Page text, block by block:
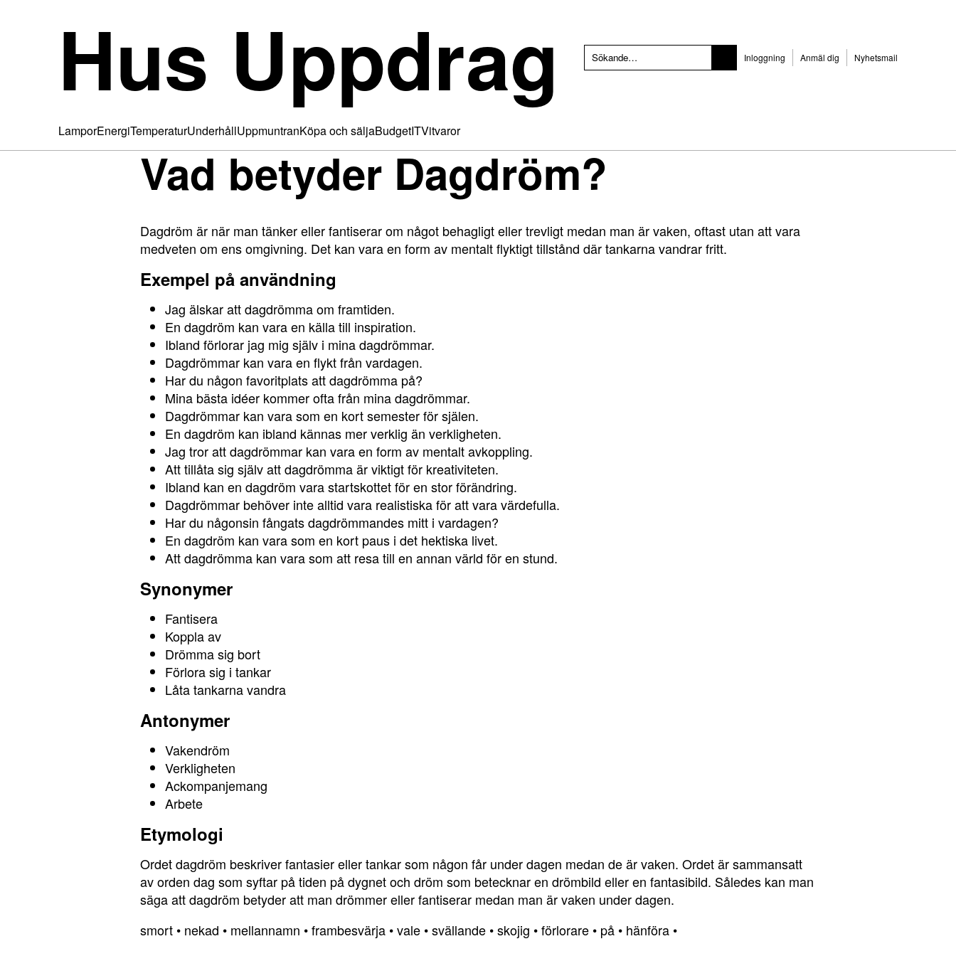
Hus Uppdrag Inloggning Anmäl dig Nyhetsmail
LamporEnergiTemperaturUnderhållUppmuntranKöpa och säljaBudgetITVitvaror
Vad betyder Dagdröm?
Dagdröm är när man tänker eller fantiserar om något behagligt eller trevligt medan man är vaken, oftast utan att vara
medveten om ens omgivning. Det kan vara en form av mentalt flyktigt tillstånd där tankarna vandrar fritt.
Exempel på användning
Jag älskar att dagdrömma om framtiden.
En dagdröm kan vara en källa till inspiration.
Ibland förlorar jag mig själv i mina dagdrömmar.
Dagdrömmar kan vara en flykt från vardagen.
Har du någon favoritplats att dagdrömma på?
Mina bästa idéer kommer ofta från mina dagdrömmar.
Dagdrömmar kan vara som en kort semester för själen.
En dagdröm kan ibland kännas mer verklig än verkligheten.
Jag tror att dagdrömmar kan vara en form av mentalt avkoppling.
Att tillåta sig själv att dagdrömma är viktigt för kreativiteten.
Ibland kan en dagdröm vara startskottet för en stor förändring.
Dagdrömmar behöver inte alltid vara realistiska för att vara värdefulla.
Har du någonsin fångats dagdrömmandes mitt i vardagen?
En dagdröm kan vara som en kort paus i det hektiska livet.
Att dagdrömma kan vara som att resa till en annan värld för en stund.
Synonymer
Fantisera
Koppla av
Drömma sig bort
Förlora sig i tankar
Låta tankarna vandra
Antonymer
Vakendröm
Verkligheten
Ackompanjemang
Arbete
Etymologi
Ordet dagdröm beskriver fantasier eller tankar som någon får under dagen medan de är vaken. Ordet är sammansatt
av orden dag som syftar på tiden på dygnet och dröm som betecknar en drömbild eller en fantasibild. Således kan man
säga att dagdröm betyder att man drömmer eller fantiserar medan man är vaken under dagen.
smort • nekad • mellannamn •frambesvärja •vale •svällande •skojig •förlorare • på • hänföra •